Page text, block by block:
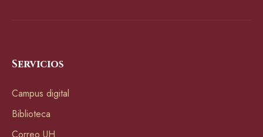
Servicios
Campus digital
Biblioteca